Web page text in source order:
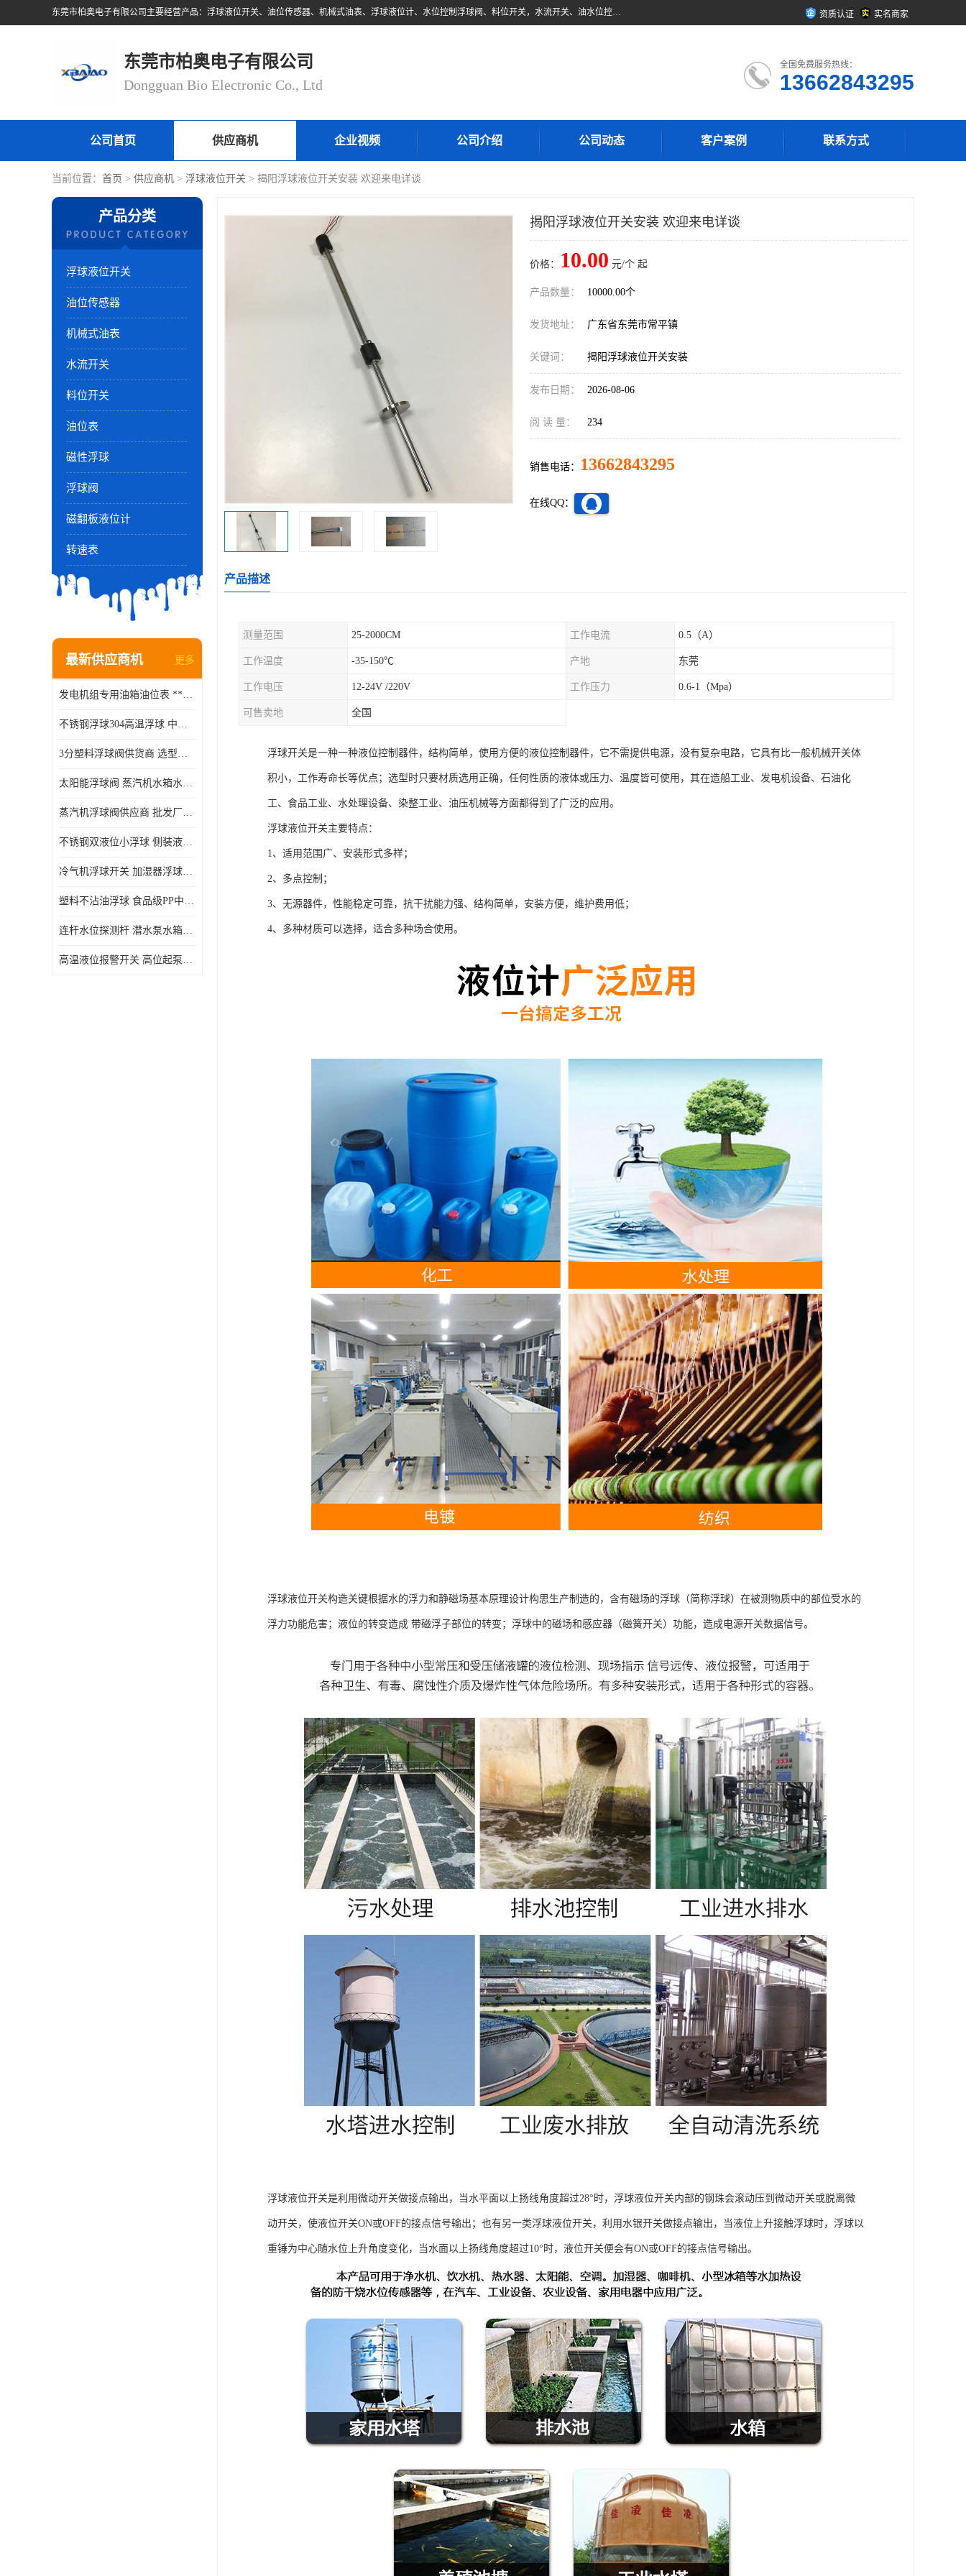
东莞市柏奥电子有限公司主要经营产品：浮球液位开关、油位传感器、机械式油表、浮球液位计、水位控制浮球阀、料位开关，水流开关、油水位控制配套仪表等。柏奥电子，您可信赖的合作伙伴 资质认证 实名商家
东莞市柏奥电子有限公司
Dongguan Bio Electronic Co., Ltd
全国免费服务热线：
13662843295
公司首页 供应商机 企业视频 公司介绍 公司动态 客户案例 联系方式
当前位置： 首页 > 供应商机 > 浮球液位开关 > 揭阳浮球液位开关安装 欢迎来电详谈
产品分类
浮球液位开关
油位传感器
机械式油表
水流开关
料位开关
油位表
磁性浮球
浮球阀
磁翻板液位计
转速表
最新供应商机 更多
发电机组专用油箱油位表 **指针式机械式油表
不锈钢浮球304高温浮球 中空磁性浮球 规格齐全
3分塑料浮球阀供货商 选型说明
太阳能浮球阀 蒸汽机水箱水位控制阀 规格齐全
蒸汽机浮球阀供应商 批发厂家 支持定制
不锈钢双液位小浮球 侧装液位开关 金属304/316材质
冷气机浮球开关 加湿器浮球磁环 闪电发货
塑料不沾油浮球 食品级PP中空浮球302514
连杆水位探测杆 潜水泵水箱水位控制器 非标定制
高温液位报警开关 高位起泵低水位停泵 不锈钢浮球开关
揭阳浮球液位开关安装 欢迎来电详谈
价格： 10.00 元/个 起
产品数量： 10000.00个
发货地址： 广东省东莞市常平镇
关键词： 揭阳浮球液位开关安装
发布日期： 2026-08-06
阅 读 量： 234
销售电话： 13662843295
在线QQ：
产品描述
测量范围 25-2000CM 工作电流 0.5（A）
工作温度 -35-150℃ 产地 东莞
工作电压 12-24V /220V 工作压力 0.6-1（Mpa）
可售卖地 全国
浮球开关是一种一种液位控制器件，结构简单，使用方便的液位控制器件，它不需提供电源，没有复杂电路，它具有比一般机械开关体
积小，工作寿命长等优点；选型时只要材质选用正确，任何性质的液体或压力、温度皆可使用，其在造船工业、发电机设备、石油化
工、食品工业、水处理设备、染整工业、油压机械等方面都得到了广泛的应用。
浮球液位开关主要特点：
1、适用范围广、安装形式多样；
2、多点控制；
3、无源器件，性能稳定可靠，抗干扰能力强、结构简单，安装方便，维护费用低；
4、多种材质可以选择，适合多种场合使用。
浮球液位开关构造关键根据水的浮力和静磁场基本原理设计构思生产制造的，含有磁场的浮球（简称浮球）在被测物质中的部位受水的
浮力功能危害；液位的转变造成 带磁浮子部位的转变；浮球中的磁场和感应器（磁簧开关）功能，造成电源开关数据信号。
浮球液位开关是利用微动开关做接点输出，当水平面以上扬线角度超过28°时，浮球液位开关内部的钢珠会滚动压到微动开关或脱离微
动开关，使液位开关ON或OFF的接点信号输出；也有另一类浮球液位开关，利用水银开关做接点输出，当液位上升接触浮球时，浮球以
重锤为中心随水位上升角度变化，当水面以上扬线角度超过10°时，液位开关便会有ON或OFF的接点信号输出。